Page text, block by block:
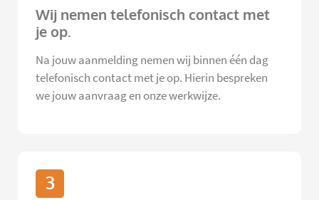
Wij nemen telefonisch contact met
je op.
Na jouw aanmelding nemen wij binnen één dag
telefonisch contact met je op. Hierin bespreken
we jouw aanvraag en onze werkwijze.
3